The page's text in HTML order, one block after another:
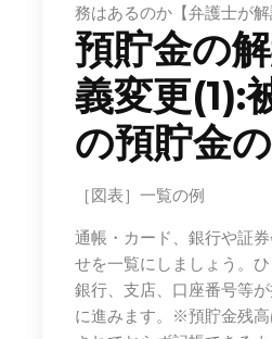
務はあるのか【弁護士が解
預貯金の
義変更(1):
の預貯金
［図表］一覧の例
通帳・カード、銀行や証
せを一覧にしましょう。
銀行、支店、口座番号等
に進みます。※預貯金残